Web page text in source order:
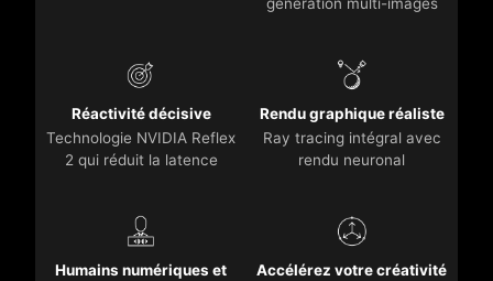
Réactivité décisive
Technologie NVIDIA Reflex
2 qui réduit la latence
Rendu graphique réaliste
Ray tracing intégral avec
rendu neuronal
Humains numériques et
Accélérez votre créativité